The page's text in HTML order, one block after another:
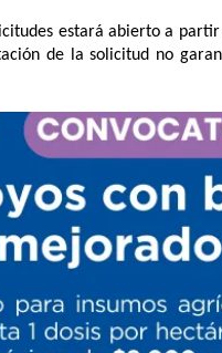
estará abierto a
de la solicitud no